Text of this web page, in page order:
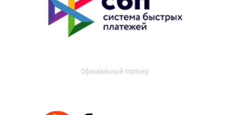
Официальный партнер